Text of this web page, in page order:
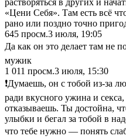
«Цени Себя». Там есть всё
рано или поздно точно
645 просм.3 июля, 19:05
Да как он это делает там не
мужик
1 011 просм.3 июля, 15:30
❗️Думаешь, он с тобой из-за
ради вкусного ужина и
отказываешь. Ты достойна,
улыбки и бегал за тобой в
что тебе нужно — понять